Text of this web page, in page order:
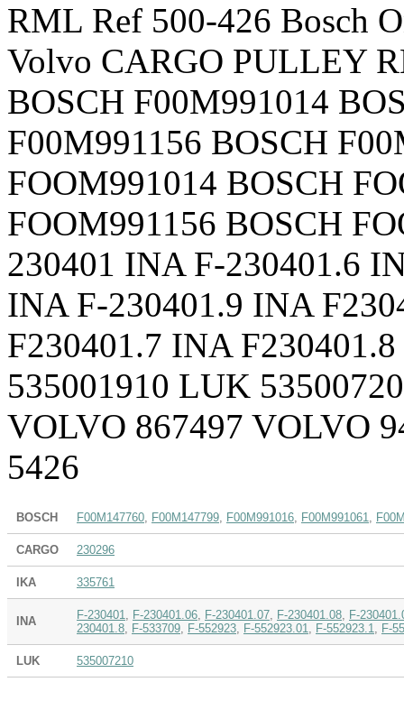
RML Ref 500-426 Bosch
Volvo CARGO PULLEY
BOSCH F00M991014
F00M991156 BOSCH
FOOM991014 BOSCH
FOOM991156 BOSCH
230401 INA F-230401.6
INA F-230401.9 INA
F230401.7 INA
535001910 LUK
VOLVO 867497 VOLVO
5426
BOSCH F00M147760, F00M147799, F00M991016, F00M991061,
CARGO 230296
IKA 335761
INA F-230401, F-230401.06, F-230401.07, F-230401.08, F-
230401.8, F-533709, F-552923, F-552923.01, F-552923.1, F-
LUK 535007210